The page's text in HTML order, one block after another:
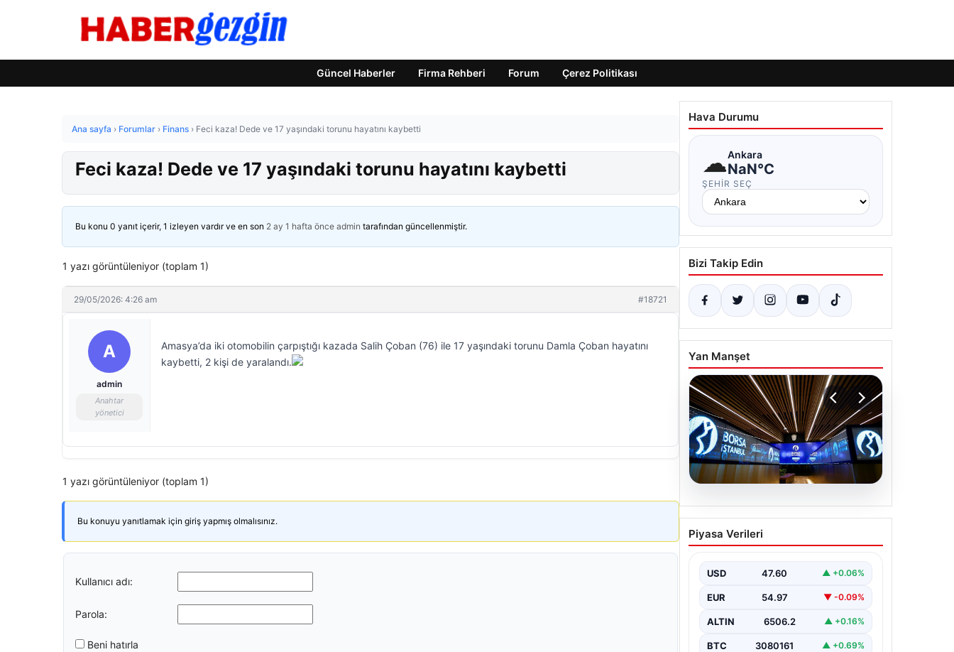
Güncel Haberler Firma Rehberi Forum Çerez Politikası
Ana sayfa › Forumlar › Finans › Feci kaza! Dede ve 17 yaşındaki torunu hayatını kaybetti
Feci kaza! Dede ve 17 yaşındaki torunu hayatını kaybetti
Bu konu 0 yanıt içerir, 1 izleyen vardır ve en son 2 ay 1 hafta önce admin tarafından güncellenmiştir.
1 yazı görüntüleniyor (toplam 1)
29/05/2026: 4:26 am #18721
A
admin
Anahtar
yönetici
Amasya’da iki otomobilin çarpıştığı kazada Salih Çoban (76) ile 17 yaşındaki torunu Damla Çoban hayatını
kaybetti, 2 kişi de yaralandı.
1 yazı görüntüleniyor (toplam 1)
Bu konuyu yanıtlamak için giriş yapmış olmalısınız.
Kullanıcı adı:
Parola:
Beni hatırla
Hava Durumu
☁Ankara
NaN°C
ŞEHIR SEÇ
Bizi Takip Edin
Yan Manşet
Yatırım araçlarının haftalık
performansı nasıl oldu?
Performansı ve Gelişmeler",
"content": "Türkiye'nin finans
piyasalarında son bir hafta…
Piyasa Verileri
USD 47.60 ▲ +0.06%
EUR 54.97 ▼ -0.09%
ALTIN 6506.2 ▲ +0.16%
BTC 3080161 ▲ +0.69%